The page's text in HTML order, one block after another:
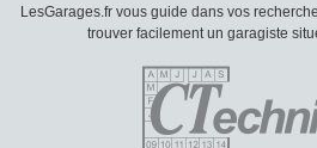
LesGarages.fr vous guide dans vos
trouver facilement un garagiste